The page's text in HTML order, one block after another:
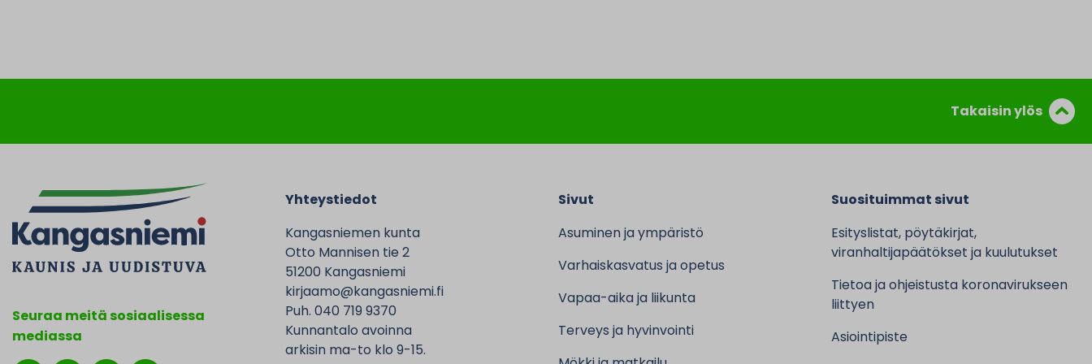
Takaisin ylös
Seuraa meitä sosiaalisessa
mediassa
Yhteystiedot
Kangasniemen kunta
Otto Mannisen tie 2
51200 Kangasniemi
kirjaamo@kangasniemi.fi
Puh. 040 719 9370
Kunnantalo avoinna
arkisin ma-to klo 9-15.
Sivut
Asuminen ja ympäristö
Varhaiskasvatus ja opetus
Vapaa-aika ja liikunta
Terveys ja hyvinvointi
Suosituimmat sivut
Esityslistat, pöytäkirjat,
viranhaltijapäätökset ja kuulutukset
Tietoa ja ohjeistusta koronavirukseen
liittyen
Asiointipiste